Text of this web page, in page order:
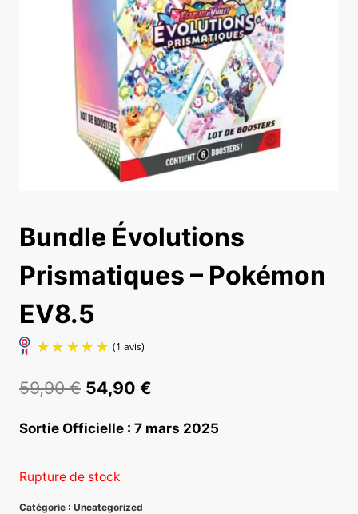
Bundle Évolutions
Prismatiques – Pokémon
EV8.5
59,90€ Le
initial
était :
54,90 €
actuel
Sortie Officielle : 7 mars 2025
Rupture de stock
Catégorie : Uncategorized